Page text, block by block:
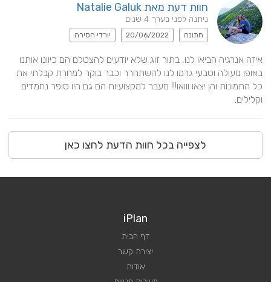
חוות דעת מאת Natalie Galuk
ניתנה לפני בערך 4 שנים
חתונה 20/06/2022 יורדי הסירה
וקלילים.
לצפייה בכל חוות הדעת לחצו כאן
iPlan
דף הבית
יצירת קשר
אודות